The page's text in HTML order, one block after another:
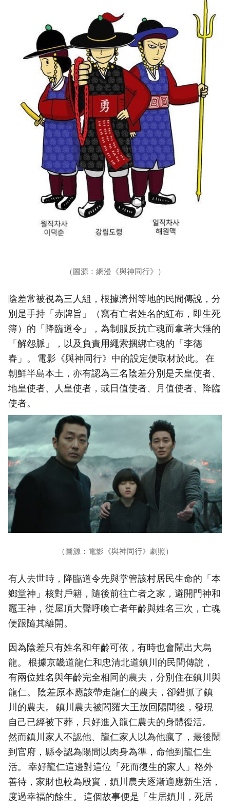
（圖源：網漫《與神同行》）
陰差常被視為三人組，根據濟州等地的民間傳說，分
別是手持「赤牌旨」（寫有亡者姓名的紅布，即生死
簿）的「降臨道令」，為制服反抗亡魂而拿著大錘的
「解怨脈」，以及負責用繩索捆綁亡魂的「李德
春」。 電影《與神同行》中的設定便取材於此。 在
朝鮮半島本土，亦有認為三名陰差分別是天皇使者、
地皇使者、人皇使者，或日值使者、月值使者、降臨
使者。
（圖源：電影《與神同行》劇照）
有人去世時，降臨道令先與掌管該村居民生命的「本
鄉堂神」核對戶籍，隨後前往亡者之家，避開門神和
竈王神，從屋頂大聲呼喚亡者年齡與姓名三次，亡魂
便跟隨其離開。
因為陰差只有姓名和年齡可依，有時也會鬧出大烏
龍。 根據京畿道龍仁和忠清北道鎮川的民間傳說，
有兩位姓名與年齡完全相同的農夫，分別住在鎮川與
龍仁。 陰差原本應該帶走龍仁的農夫，卻錯抓了鎮
川的農夫。 鎮川農夫被閻羅大王放回陽間後，發現
自己已經被下葬，只好進入龍仁農夫的身體復活。
然而鎮川家人不認他、龍仁家人以為他瘋了，最後鬧
到官府，縣令認為陽間以肉身為準，命他到龍仁生
活。 幸好龍仁這邊對這位「死而復生的家人」格外
善待，家財也較為殷實，鎮川農夫逐漸適應新生活，
度過幸福的餘生。 這個故事便是「生居鎮川，死居